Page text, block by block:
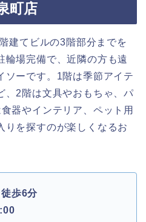
町店
建てビルの3階部分までを
輪場完備で、近隣の方も遠
ソーです。1階は季節アイテ
、2階は文具やおもちゃ、パ
器やインテリア、ペット用
りを探すのが楽しくなるお
歩6分